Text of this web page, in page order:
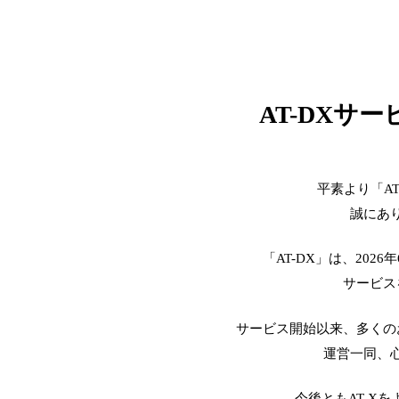
AT-DXサー
平素より「
誠にあ
「AT-DX」は、2026
サービ
サービス開始以来、多く
運営一同、